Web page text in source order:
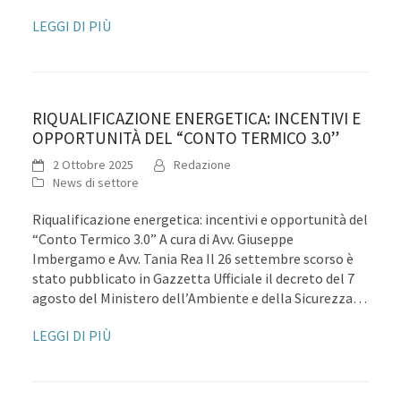
LEGGI DI PIÙ
RIQUALIFICAZIONE ENERGETICA: INCENTIVI E
OPPORTUNITÀ DEL “CONTO TERMICO 3.0”
2 Ottobre 2025
Redazione
News di settore
Riqualificazione energetica: incentivi e opportunità del
“Conto Termico 3.0” A cura di Avv. Giuseppe
Imbergamo e Avv. Tania Rea Il 26 settembre scorso è
stato pubblicato in Gazzetta Ufficiale il decreto del 7
agosto del Ministero dell’Ambiente e della Sicurezza…
LEGGI DI PIÙ